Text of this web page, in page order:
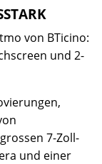
von BTicino:
und 2-
7-Zoll-
und einer